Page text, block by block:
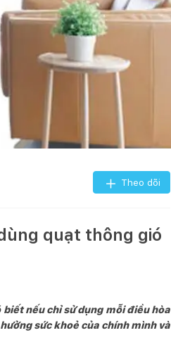
Theo dõi
quạt thông gió
nếu chỉ sử dụng mỗi điều hòa
sức khoẻ của chính mình và